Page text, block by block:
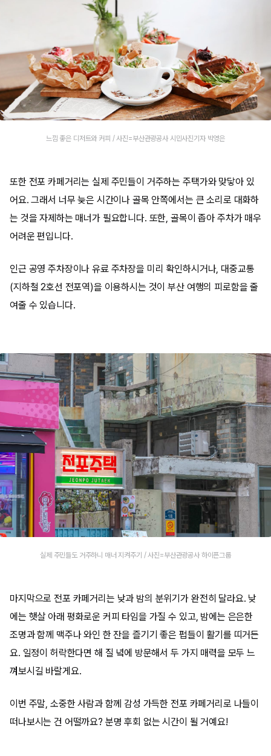
느낌 좋은 디저트와 커피 / 사진=부산관광공사 시민사진기자 박영은
또한 전포 카페거리는 실제 주민들이 거주하는 주택가와 맞닿아 있
어요. 그래서 너무 늦은 시간이나 골목 안쪽에서는 큰 소리로 대화하
는 것을 자제하는 매너가 필요합니다. 또한, 골목이 좁아 주차가 매우
어려운 편입니다.
인근 공영 주차장이나 유료 주차장을 미리 확인하시거나, 대중교통
(지하철 2호선 전포역)을 이용하시는 것이 부산 여행의 피로함을 줄
여줄 수 있습니다.
실제 주민들도 거주하니 매너 지켜주기 / 사진=부산관광공사 하이픈그룹
마지막으로 전포 카페거리는 낮과 밤의 분위기가 완전히 달라요. 낮
에는 햇살 아래 평화로운 커피 타임을 가질 수 있고, 밤에는 은은한
조명과 함께 맥주나 와인 한 잔을 즐기기 좋은 펍들이 활기를 띠거든
요. 일정이 허락한다면 해 질 녘에 방문해서 두 가지 매력을 모두 느
껴보시길 바랄게요.
이번 주말, 소중한 사람과 함께 감성 가득한 전포 카페거리로 나들이
떠나보시는 건 어떨까요? 분명 후회 없는 시간이 될 거예요!